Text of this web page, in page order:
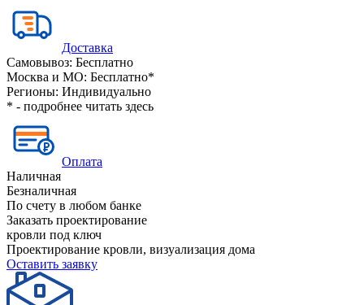
Доставка
Самовывоз: Бесплатно
Москва и МО: Бесплатно*
Регионы: Индивидуально
* - подробнее читать здесь
Оплата
Наличная
Безналичная
По счету в любом банке
Заказать проектирование
кровли под ключ
Проектирование кровли, визуализация дома
Оставить заявку